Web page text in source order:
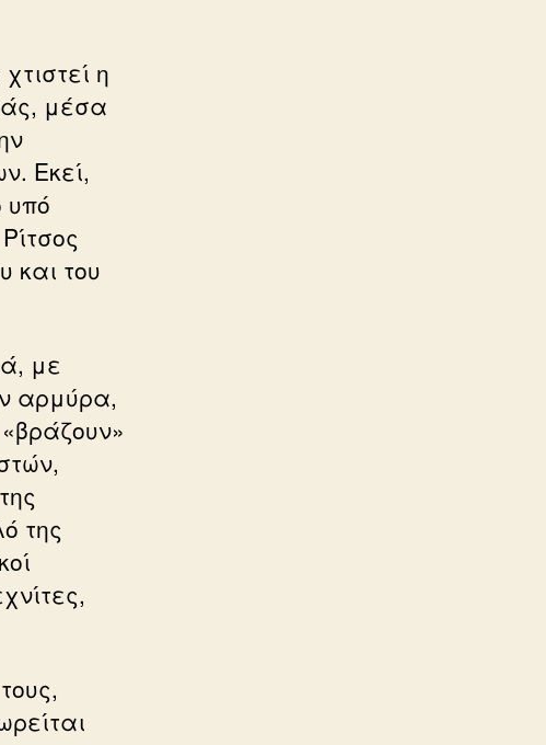
η
μέσα
Εκεί,
υπό
και του
με
αρμύρα,
της